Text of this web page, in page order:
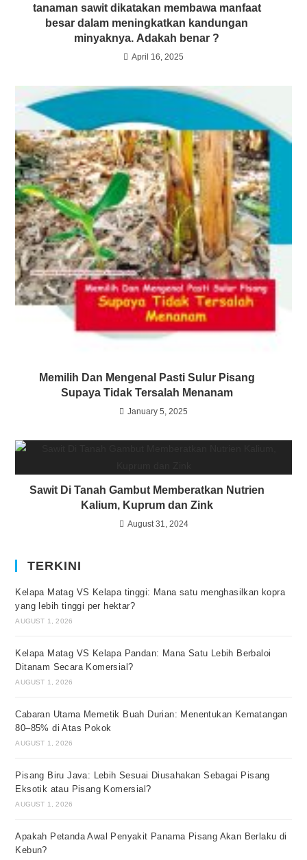
tanaman sawit dikatakan membawa manfaat
besar dalam meningkatkan kandungan
minyaknya. Adakah benar ?
April 16, 2025
Memilih Dan Mengenal Pasti Sulur Pisang
Supaya Tidak Tersalah Menanam
January 5, 2025
Sawit Di Tanah Gambut Memberatkan Nutrien
Kalium, Kuprum dan Zink
August 31, 2024
TERKINI
Kelapa Matag VS Kelapa tinggi: Mana satu menghasilkan kopra
yang lebih tinggi per hektar?
AUGUST 1, 2026
Kelapa Matag VS Kelapa Pandan: Mana Satu Lebih Berbaloi
Ditanam Secara Komersial?
AUGUST 1, 2026
Cabaran Utama Memetik Buah Durian: Menentukan Kematangan
80–85% di Atas Pokok
AUGUST 1, 2026
Pisang Biru Java: Lebih Sesuai Diusahakan Sebagai Pisang
Eksotik atau Pisang Komersial?
AUGUST 1, 2026
Apakah Petanda Awal Penyakit Panama Pisang Akan Berlaku di
Kebun?